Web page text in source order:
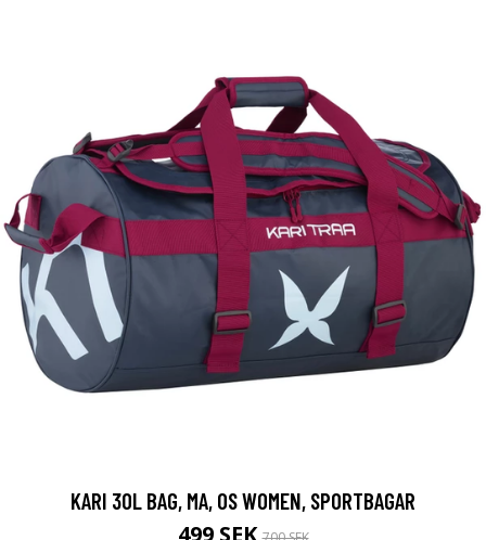
KARI 30L BAG, MA, OS WOMEN, SPORTBAGAR
499 SEK